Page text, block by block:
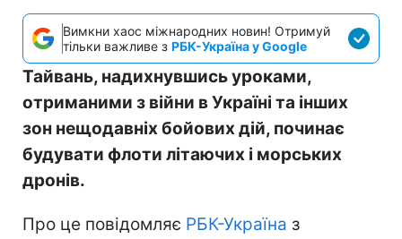
Вимкни хаос міжнародних новин! Отримуй
тільки важливе з РБК-Україна у Google
Тайвань, надихнувшись уроками,
отриманими з війни в Україні та інших
зон нещодавніх бойових дій, починає
будувати флоти літаючих і морських
дронів.
Про це повідомляє РБК-Україна з